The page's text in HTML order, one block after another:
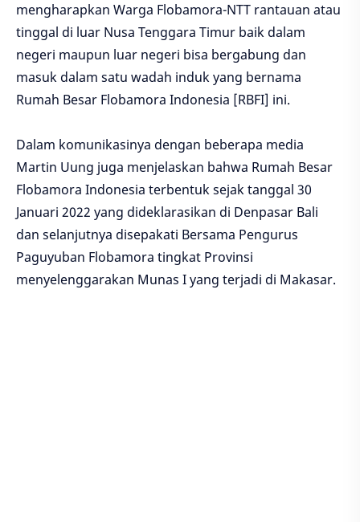
mengharapkan Warga Flobamora-NTT rantauan atau
tinggal di luar Nusa Tenggara Timur baik dalam
negeri maupun luar negeri bisa bergabung dan
masuk dalam satu wadah induk yang bernama
Rumah Besar Flobamora Indonesia [RBFI] ini.
Dalam komunikasinya dengan beberapa media
Martin Uung juga menjelaskan bahwa Rumah Besar
Flobamora Indonesia terbentuk sejak tanggal 30
Januari 2022 yang dideklarasikan di Denpasar Bali
dan selanjutnya disepakati Bersama Pengurus
Paguyuban Flobamora tingkat Provinsi
menyelenggarakan Munas I yang terjadi di Makasar.